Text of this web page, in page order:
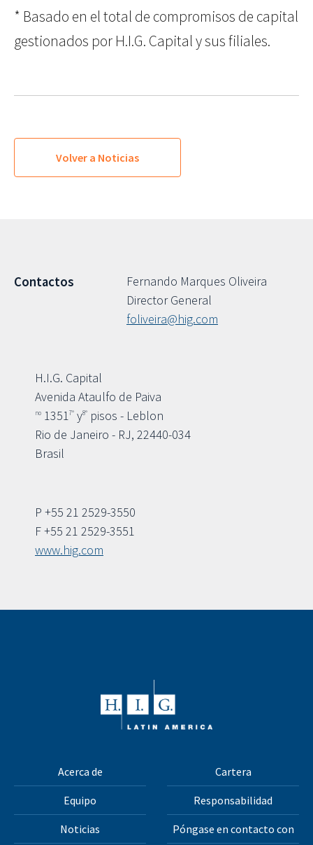
* Basado en el total de compromisos de capital
gestionados por H.I.G. Capital y sus filiales.
Volver a Noticias
Contactos
Fernando Marques Oliveira
Director General
foliveira@hig.com
H.I.G. Capital
Avenida Ataulfo de Paiva
no 13517º y8º pisos - Leblon
Rio de Janeiro - RJ, 22440-034
Brasil
P +55 21 2529-3550
F +55 21 2529-3551
www.hig.com
Acerca de Cartera
Equipo Responsabilidad
Noticias Póngase en contacto con